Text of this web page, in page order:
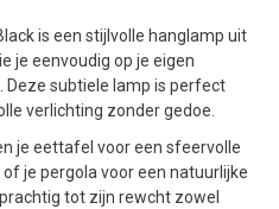
is een stijlvolle hanglamp uit
je eenvoudig op je eigen
subtiele lamp is perfect
verlichting zonder gedoe.
je eettafel voor een sfeervolle
je pergola voor een natuurlijke
tot zijn rewcht zowel